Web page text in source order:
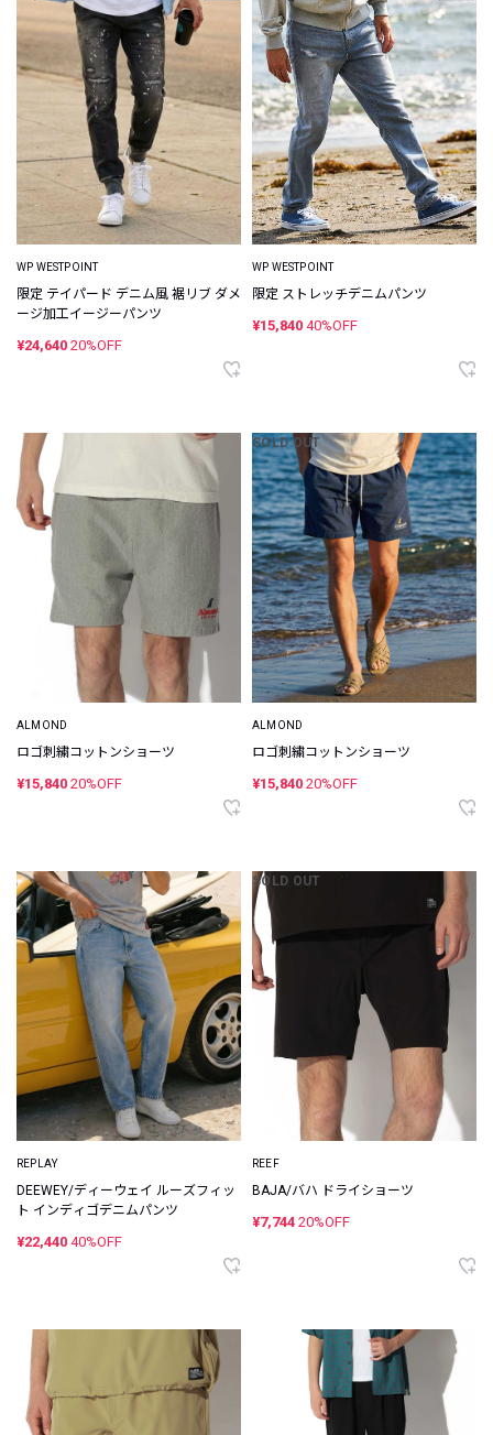
WP WESTPOINT
限定 テイパード デニム風 裾リブ ダメ
ージ加工イージーパンツ
¥24,640 20%OFF
WP WESTPOINT
限定 ストレッチデニムパンツ
¥15,840 40%OFF
ALMOND
ロゴ刺繍コットンショーツ
¥15,840 20%OFF
SOLD OUT
ALMOND
ロゴ刺繍コットンショーツ
¥15,840 20%OFF
REPLAY
DEEWEY/ディーウェイ ルーズフィッ
ト インディゴデニムパンツ
¥22,440 40%OFF
SOLD OUT
REEF
BAJA/バハ ドライショーツ
¥7,744 20%OFF